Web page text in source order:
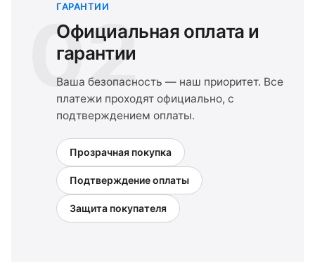
02
ГАРАНТИИ
Официальная оплата и
гарантии
Ваша безопасность — наш приоритет. Все
платежи проходят официально, с
подтверждением оплаты.
Прозрачная покупка
Подтверждение оплаты
Защита покупателя